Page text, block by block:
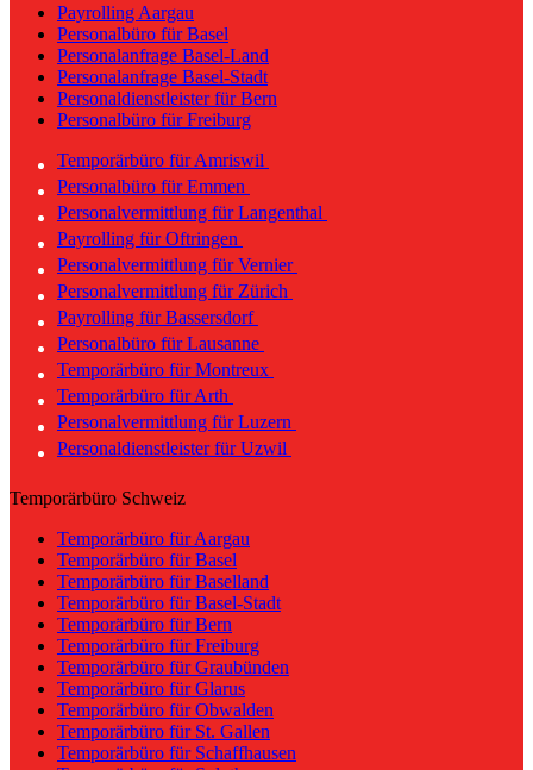
Payrolling Aargau
Personalbüro für Basel
Personalanfrage Basel-Land
Personalanfrage Basel-Stadt
Personaldienstleister für Bern
Personalbüro für Freiburg
Temporärbüro für Amriswil
Personalbüro für Emmen
Personalvermittlung für Langenthal
Payrolling für Oftringen
Personalvermittlung für Vernier
Personalvermittlung für Zürich
Payrolling für Bassersdorf
Personalbüro für Lausanne
Temporärbüro für Montreux
Temporärbüro für Arth
Personalvermittlung für Luzern
Personaldienstleister für Uzwil
Temporärbüro Schweiz
Temporärbüro für Aargau
Temporärbüro für Basel
Temporärbüro für Baselland
Temporärbüro für Basel-Stadt
Temporärbüro für Bern
Temporärbüro für Freiburg
Temporärbüro für Graubünden
Temporärbüro für Glarus
Temporärbüro für Obwalden
Temporärbüro für St. Gallen
Temporärbüro für Schaffhausen